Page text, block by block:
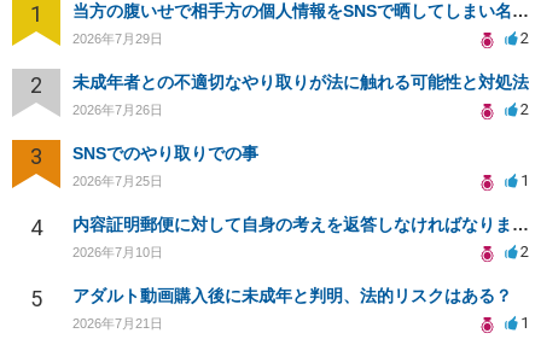
1 当方の腹いせで相手方の個人情報をSNSで晒してしまい名誉毀損させてしまったかもしれない
2026年7月29日 2
2 未成年者との不適切なやり取りが法に触れる可能性と対処法
2026年7月26日 2
3 SNSでのやり取りでの事
2026年7月25日 1
4 内容証明郵便に対して自身の考えを返答しなければなりませんか？
2026年7月10日 2
5 アダルト動画購入後に未成年と判明、法的リスクはある？
2026年7月21日 1